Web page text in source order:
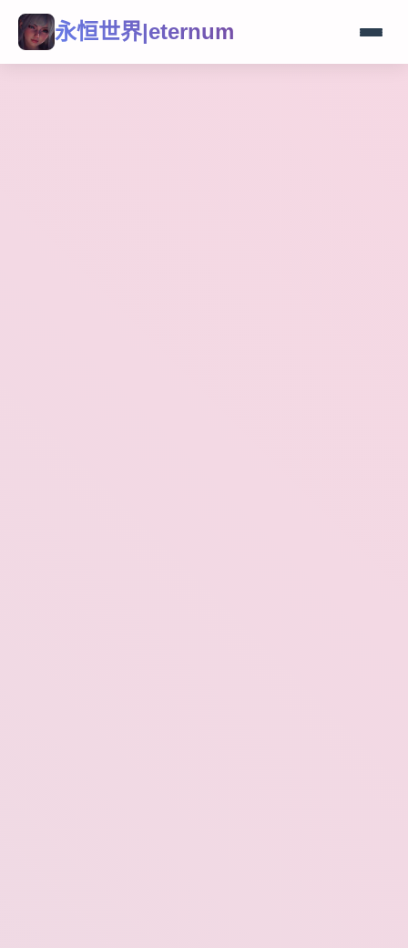
永恒世界|eternum